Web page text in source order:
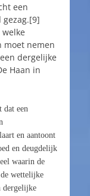
een
moet nemen
dergelijke
Haan in
dat een
en aantoont
en deugdelijk
waarin de
wettelijke
dergelijke